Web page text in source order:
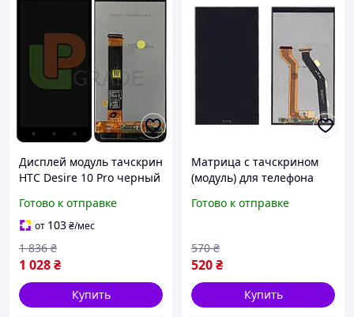
Дисплей модуль тачскрин
HTC Desire 10 Pro черный
Готово к отправке
от 103₴/мес
1 028₴
1 836 ₴
Купить
Матрица с тачскрином
(модуль) для телефона
Готово к отправке
520₴
570 ₴
Купить